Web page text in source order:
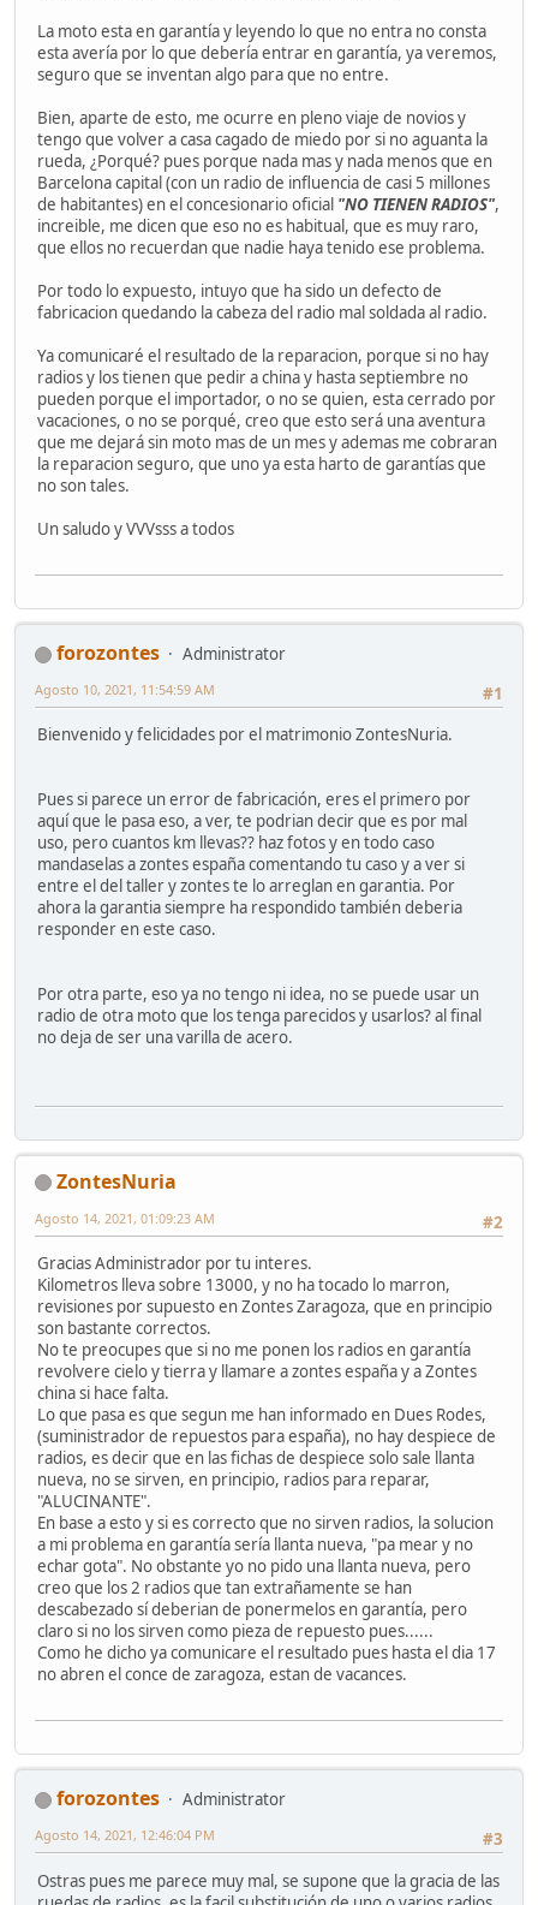
La moto esta en garantía y leyendo lo que no entra no consta
esta avería por lo que debería entrar en garantía, ya veremos,
seguro que se inventan algo para que no entre.
Bien, aparte de esto, me ocurre en pleno viaje de novios y
tengo que volver a casa cagado de miedo por si no aguanta la
rueda, ¿Porqué? pues porque nada mas y nada menos que en
Barcelona capital (con un radio de influencia de casi 5 millones
de habitantes) en el concesionario oficial "NO TIENEN RADIOS",
increible, me dicen que eso no es habitual, que es muy raro,
que ellos no recuerdan que nadie haya tenido ese problema.
Por todo lo expuesto, intuyo que ha sido un defecto de
fabricacion quedando la cabeza del radio mal soldada al radio.
Ya comunicaré el resultado de la reparacion, porque si no hay
radios y los tienen que pedir a china y hasta septiembre no
pueden porque el importador, o no se quien, esta cerrado por
vacaciones, o no se porqué, creo que esto será una aventura
que me dejará sin moto mas de un mes y ademas me cobraran
la reparacion seguro, que uno ya esta harto de garantías que
no son tales.
Un saludo y VVVsss a todos
forozontes
Administrator
#1
Agosto 10, 2021, 11:54:59 AM
Bienvenido y felicidades por el matrimonio ZontesNuria.
Pues si parece un error de fabricación, eres el primero por
aquí que le pasa eso, a ver, te podrian decir que es por mal
uso, pero cuantos km llevas?? haz fotos y en todo caso
mandaselas a zontes españa comentando tu caso y a ver si
entre el del taller y zontes te lo arreglan en garantia. Por
ahora la garantia siempre ha respondido también deberia
responder en este caso.
Por otra parte, eso ya no tengo ni idea, no se puede usar un
radio de otra moto que los tenga parecidos y usarlos? al final
no deja de ser una varilla de acero.
ZontesNuria
#2
Agosto 14, 2021, 01:09:23 AM
Gracias Administrador por tu interes.
Kilometros lleva sobre 13000, y no ha tocado lo marron,
revisiones por supuesto en Zontes Zaragoza, que en principio
son bastante correctos.
No te preocupes que si no me ponen los radios en garantía
revolvere cielo y tierra y llamare a zontes españa y a Zontes
china si hace falta.
Lo que pasa es que segun me han informado en Dues Rodes,
(suministrador de repuestos para españa), no hay despiece de
radios, es decir que en las fichas de despiece solo sale llanta
nueva, no se sirven, en principio, radios para reparar,
"ALUCINANTE".
En base a esto y si es correcto que no sirven radios, la solucion
a mi problema en garantía sería llanta nueva, "pa mear y no
echar gota". No obstante yo no pido una llanta nueva, pero
creo que los 2 radios que tan extrañamente se han
descabezado sí deberian de ponermelos en garantía, pero
claro si no los sirven como pieza de repuesto pues......
Como he dicho ya comunicare el resultado pues hasta el dia 17
no abren el conce de zaragoza, estan de vacances.
forozontes
Administrator
#3
Agosto 14, 2021, 12:46:04 PM
Ostras pues me parece muy mal, se supone que la gracia de las